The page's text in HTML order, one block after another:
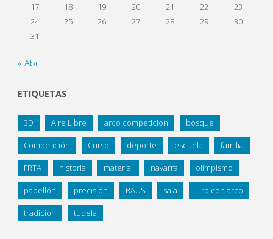
17
18 19 20 21 22
23
24
25 26 27 28 29
30
31
« Abr
ETIQUETAS
3D Aire Libre arco competicion bosque
Competición Curso deporte escuela familia
FRTA historia material navarra olimpismo
pabellón precisión RAUS sala Tiro con arco
tradición tudela